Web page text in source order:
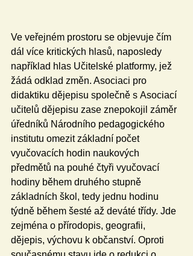
Ve veřejném prostoru se objevuje čím
dál více kritických hlasů, naposledy
například hlas Učitelské platformy, jež
žádá odklad změn. Asociaci pro
didaktiku dějepisu společně s Asociací
učitelů dějepisu zase znepokojil záměr
úředníků Národního pedagogického
institutu omezit základní počet
vyučovacích hodin naukových
předmětů na pouhé čtyři vyučovací
hodiny během druhého stupně
základních škol, tedy jednu hodinu
týdně během šesté až deváté třídy. Jde
zejména o přírodopis, geografii,
dějepis, výchovu k občanství. Oproti